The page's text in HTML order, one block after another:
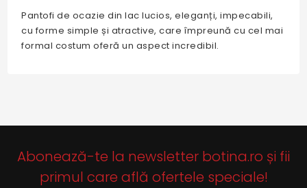
Pantofi de ocazie din lac lucios, eleganți, impecabili,
cu forme simple și atractive, care împreună cu cel mai
formal costum oferă un aspect incredibil.
Abonează-te la newsletter botina.ro și fii
primul care află ofertele speciale!